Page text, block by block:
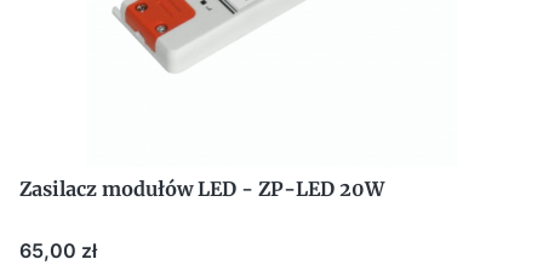
Zasilacz modułów LED - ZP-LED 20W
Cena
65,00 zł